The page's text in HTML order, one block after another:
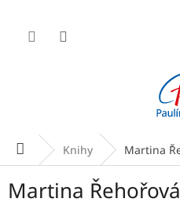
obsah
Domů Knihy Martina
Martina Řehořová